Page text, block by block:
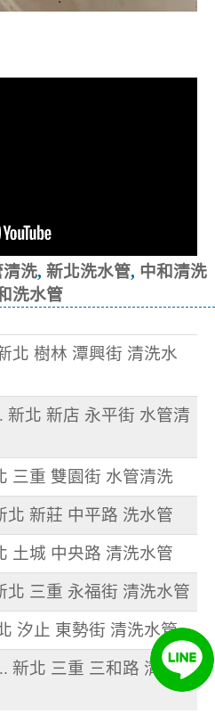
洗, 新北洗水管, 中和清洗
洗水管
北 樹林 潭興街 清洗水
新北 新店 永平街 水管清
三重 雙園街 水管清洗
北 新莊 中平路 洗水管
土城 中央路 清洗水管
北 三重 永福街 清洗水管
汐止 東勢街 清洗水管
新北 三重 三和路 清洗